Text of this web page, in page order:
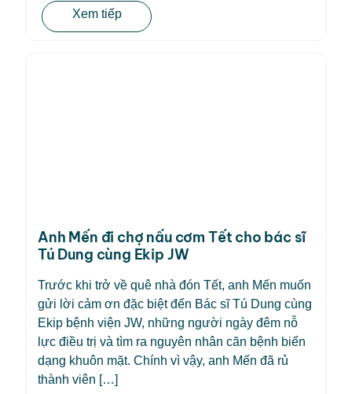
Xem tiếp
Anh Mến đi chợ nấu cơm Tết cho bác sĩ
Tú Dung cùng Ekip JW
Trước khi trở về quê nhà đón Tết, anh Mến muốn
gửi lời cảm ơn đặc biệt đến Bác sĩ Tú Dung cùng
Ekip bệnh viện JW, những người ngày đêm nỗ
lực điều trị và tìm ra nguyên nhân căn bệnh biến
dạng khuôn mặt. Chính vì vậy, anh Mến đã rủ
thành viên […]